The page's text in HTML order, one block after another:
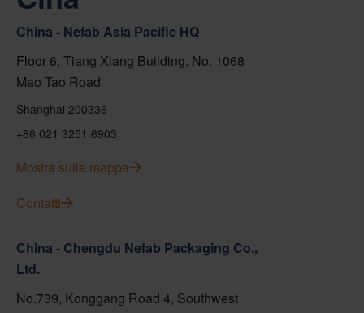
China - Nefab Asia Pacific HQ
Floor 6, Tiang Xlang Building, No. 1068
Mao Tao Road
Shanghai 200336
+86 021 3251 6903
Mostra sulla mappa
Contatti
China - Chengdu Nefab Packaging Co.,
Ltd.
No.739, Konggang Road 4, Southwest